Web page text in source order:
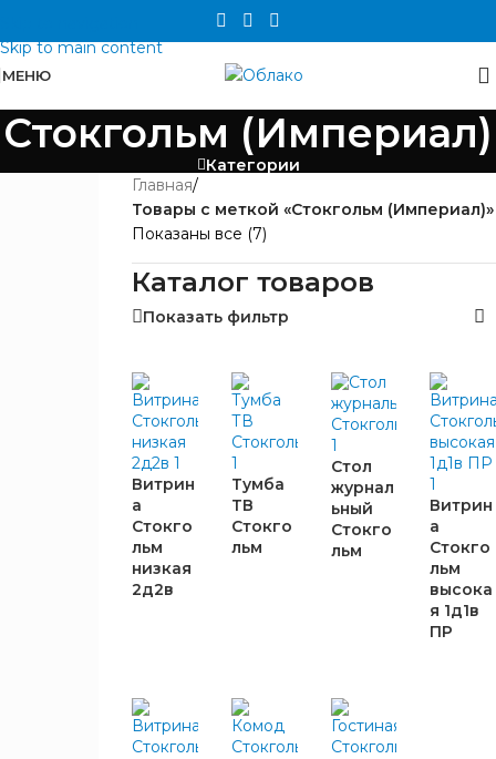
Skip to main content
МЕНЮ
Стокгольм (Империал)
Категории
ШИРИНА,
2
ВЫСОТА,
ГЛУБИНА,
Главная/
Товары с меткой «Стокгольм (Империал)»
Показаны все (7)
Каталог товаров
Показать фильтр
Витрин
а
Стокго
льм
низкая
2д2в
Тумба
ТВ
Стокго
льм
Стол
журнал
ьный
Стокго
льм
Витрин
а
Стокго
льм
высока
я 1д1в
ПР